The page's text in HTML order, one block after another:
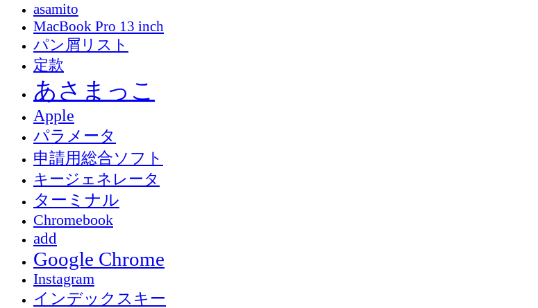
asamito
MacBook Pro 13 inch
パン屑リスト
定款
あさまっこ
Apple
パラメータ
申請用総合ソフト
キージェネレータ
ターミナル
Chromebook
add
Google Chrome
Instagram
インデックスキー